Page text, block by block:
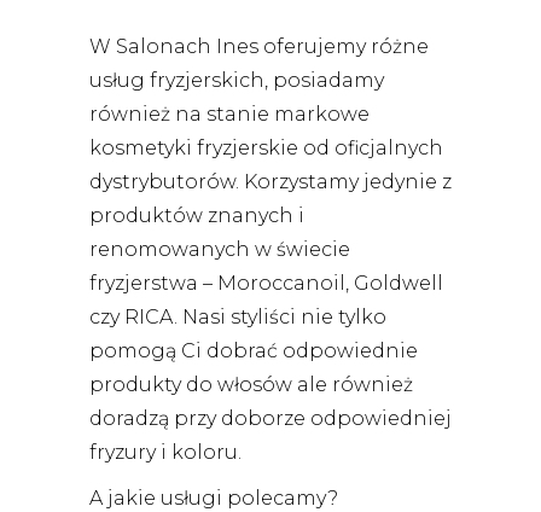
W Salonach Ines oferujemy różne
usług fryzjerskich, posiadamy
również na stanie markowe
kosmetyki fryzjerskie od oficjalnych
dystrybutorów. Korzystamy jedynie z
produktów znanych i
renomowanych w świecie
fryzjerstwa – Moroccanoil, Goldwell
czy RICA. Nasi styliści nie tylko
pomogą Ci dobrać odpowiednie
produkty do włosów ale również
doradzą przy doborze odpowiedniej
fryzury i koloru.
A jakie usługi polecamy?